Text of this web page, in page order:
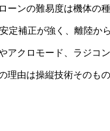
ーンの難易度は機体の
定補正が強く、離陸か
アクロモード、ラジコ
理由は操縦技術そのも